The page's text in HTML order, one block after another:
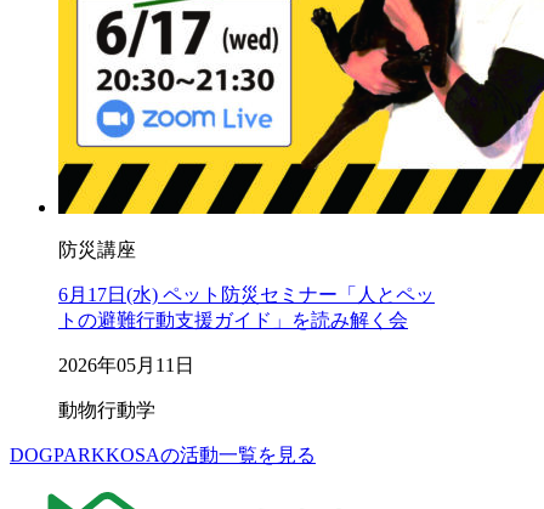
防災講座
6月17日(水) ペット防災セミナー「人とペッ
トの避難行動支援ガイド」を読み解く会
2026年05月11日
動物行動学
DOGPARKKOSAの活動一覧を見る